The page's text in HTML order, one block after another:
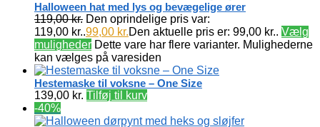
Halloween hat med lys og bevægelige ører
119,00kr. Den oprindelige pris var:
119,00 kr..99,00 kr.Den aktuelle pris er: 99,00 kr.. Vælg
muligheder Dette vare har flere varianter. Mulighederne
kan vælges på varesiden
Hestemaske til voksne – One Size
139,00 kr. Tilføj til kurv
-40%